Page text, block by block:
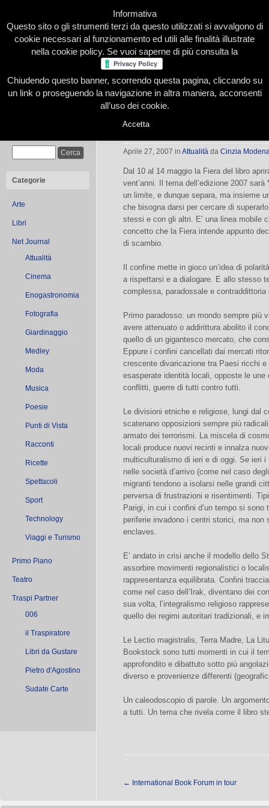
Home Presentazione Redazione Le nostre firme
Categorie
Arte
Libri
Net Journal
Attualità
Cinema
Enogastronomia
Fotografia
Giardinaggio
Medley
Moda
Musica
Poesie
Punti di Vista
Racconti
Ricette
Spettacoli
Sport
Technology
Viaggi e Turismo
Primo Piano
Teatro
Traspi Partner
006
il Traspiratore
Libri da Gustare
Pietro d'Agostino
Sudate Carte
Confini è il tema del Salone del
Aprile 27, 2007 in Attualità da Cinzia
Dal 10 al 14 maggio la Fiera del libro
vent’anni. Il tema dell’edizione 2007 sarà
un limite, e dunque separa, ma insieme
che bisogna darsi per cercare di
stessi e con gli altri. E’ una linea mobile
concetto che la Fiera intende appunto
di scambio.
Il confine mette in gioco un’idea di
a rispettarsi e a dialogare. E allo stesso
complessa, paradossale e contraddittoria
Primo paradosso: un mondo sempre più
avere attenuato o addirittura abolito il
quello di un gigantesco mercato, che
Eppure i confini cancellati dai mercati
crescente divaricazione tra Paesi ricchi
esasperate identità locali, opposte le
conflitti, guerre di tutti contro tutti.
Le divisioni etniche e religiose, lungi dal
scatenano opposizioni sempre più
armato dei terrorismi. La miscela di
locali produce nuovi recinti e innalza
multiculturalismo di ieri e di oggi. Se ieri
nelle società d’arrivo (come nel caso
migranti tendono a isolarsi nelle grandi
perversa di frustrazioni e risentimenti.
Parigi, in cui i confini d’un tempo si sono
periferie invadono i centri storici, ma non
enclaves.
E’ andato in crisi anche il modello dello
assorbire movimenti regionalistici o
rappresentanza equilibrata. Confini
come nel caso dell’Irak, diventano dei
sua volta, l’integralismo religioso
quello dei regimi autoritari tradizionali, e
Le Lectio magistralis, Terra Madre, La
Bookstock sono tutti momenti in cui il
approfondito e dibattuto sotto più
diverso e provenienze differenti
Un caleodoscopio di parole. Un
a tutti. Un tema che rivela come il libro
← International Book Forum in tour
Informativa
Questo sito o gli strumenti terzi da questo utilizzati si avvalgono di
cookie necessari al funzionamento ed utili alle finalità illustrate
nella cookie policy. Se vuoi saperne di più consulta la
Chiudendo questo banner, scorrendo questa pagina, cliccando su
un link o proseguendo la navigazione in altra maniera, acconsenti
all’uso dei cookie.
Accetta